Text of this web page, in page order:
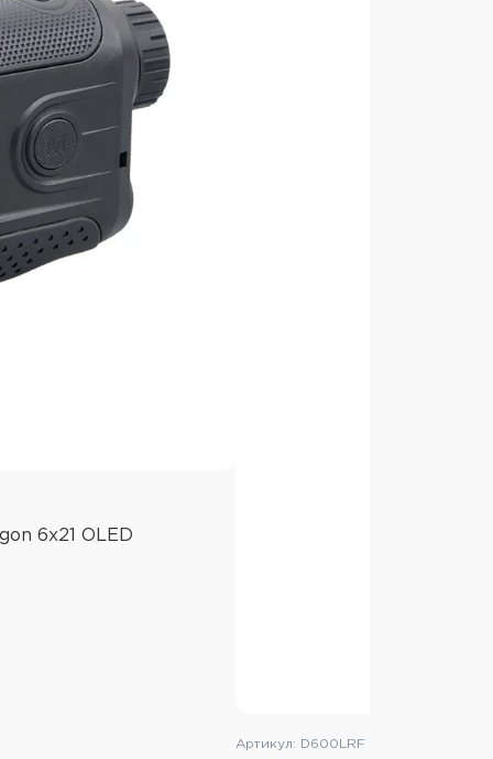
чехол для переноски.
Vector Optics
II:
от 5 до 1850м
нМ
метры
≤1000 метров: +/- 1м
6x21 OLED
Артикул: D600LRF